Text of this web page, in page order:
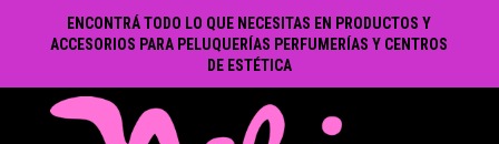
ENCONTRÁ TODO LO QUE NECESITAS EN PRODUCTOS Y
ACCESORIOS PARA PELUQUERÍAS PERFUMERÍAS Y CENTROS
DE ESTÉTICA